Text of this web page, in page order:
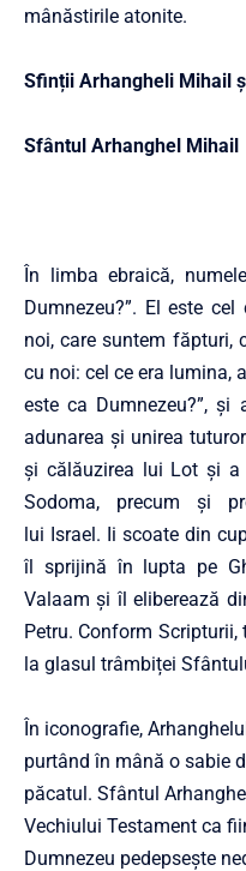
mânăstirile atonite.
Sfinții Arhangheli Mihail
Sfântul Arhanghel Mihail
În limba ebraică,
Dumnezeu?”. El este
noi, care suntem făpturi,
cu noi: cel ce era lumina,
este ca Dumnezeu?”,
adunarea și unirea
și călăuzirea lui Lot și
Sodoma, precum și
lui Israel. Ii scoate din
îl sprijină în lupta pe
Valaam și îl eliberează
Petru. Conform
la glasul trâmbiței
În iconografie,
purtând în mână o sabie
păcatul. Sfântul
Vechiului Testament ca
Dumnezeu pedepsește